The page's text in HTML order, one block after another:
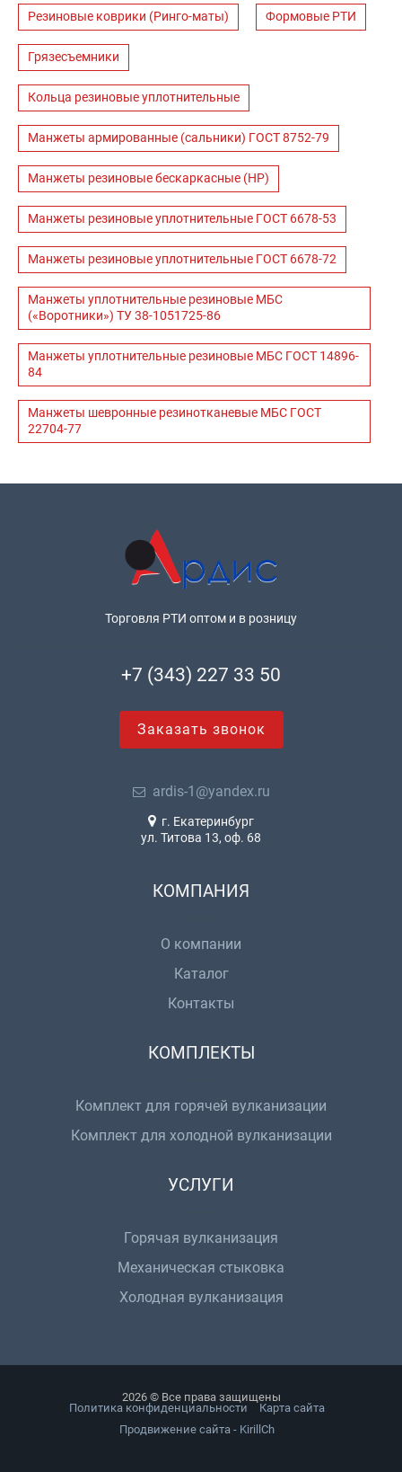
Резиновые коврики (Ринго-маты) Формовые РТИ
Грязесъемники
Кольца резиновые уплотнительные
Манжеты армированные (сальники) ГОСТ 8752-79
Манжеты резиновые бескаркасные (НР)
Манжеты резиновые уплотнительные ГОСТ 6678-53
Манжеты резиновые уплотнительные ГОСТ 6678-72
Манжеты уплотнительные резиновые МБС
(«Воротники») ТУ 38-1051725-86
Манжеты уплотнительные резиновые МБС ГОСТ 14896-
84
Манжеты шевронные резинотканевые МБС ГОСТ
22704-77
Торговля РТИ оптом и в розницу
+7 (343) 227 33 50
Заказать звонок
ardis-1@yandex.ru
г. Екатеринбург
ул. Титова 13, оф. 68
КОМПАНИЯ
О компании
Каталог
Контакты
КОМПЛЕКТЫ
Комплект для горячей вулканизации
Комплект для холодной вулканизации
УСЛУГИ
Горячая вулканизация
Механическая стыковка
Холодная вулканизация
2026 © Все права защищены
Политика конфиденциальности
Карта сайта
Продвижение сайта - KirillCh